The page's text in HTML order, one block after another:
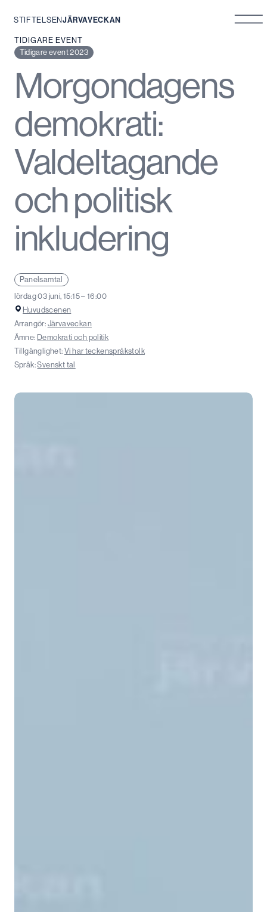
Hoppa
STIFTELSENJÄRVAVECKAN
TIDIGARE EVENT
Tidigare event 2023
Morgondagens
demokrati:
Valdeltagande
och politisk
inkludering
Panelsamtal
lördag 03 juni, 15:15 – 16:00
Huvudscenen
Arrangör: Järvaveckan
Ämne: Demokrati och politik
Tillgänglighet: Vi har teckenspråkstolk
Språk:Svenskt tal